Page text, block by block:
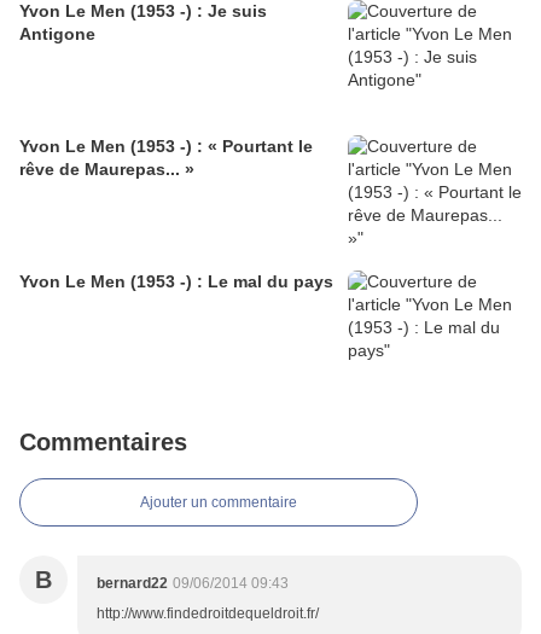
Yvon Le Men (1953 -) : Je suis
Antigone
Yvon Le Men (1953 -) : « Pourtant le
rêve de Maurepas... »
Yvon Le Men (1953 -) : Le mal du pays
Commentaires
Ajouter un commentaire
B bernard22 09/06/2014 09:43
http://www.findedroitdequeldroit.fr/